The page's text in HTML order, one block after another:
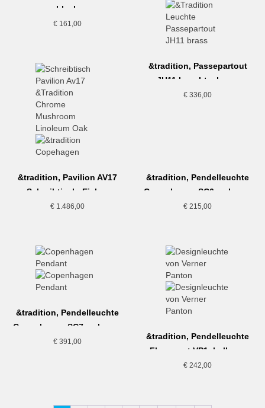
black
€161,00
&tradition, Passepartout
JH11 Leuchte, brass
€ 336,00
&tradition, Pavilion AV17
Schreibtisch, Eiche-
Mushroom, Chrom
€1.486,00
&tradition, Pendelleuchte
Copenhagen SC6, schwarz
€ 215,00
&tradition, Pendelleuchte
Copenhagen SC7, schwarz
€391,00
&tradition, Pendelleuchte
Flowerpot VP1, hellgrau
€ 242,00